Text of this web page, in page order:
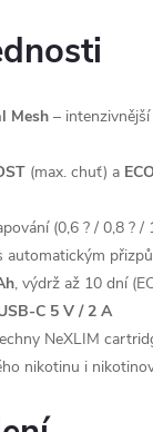
Mesh –
(max. chuť) a ECO
(0,6 ? / 0,8 ? /
automatickým
, výdrž až 10 dní
C 5 V / 2 A
NeXLIM
nikotinu i